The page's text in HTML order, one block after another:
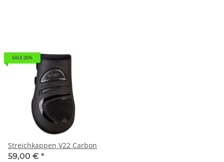
SALE 26%
Streichkappen V22 Carbon
59,00 € *